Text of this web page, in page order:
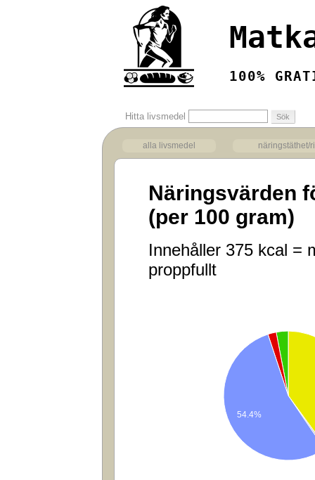
100%
Hitta livsmedel
alla livsmedel näringstäthet/
Näringsvärden
(per 100 gram)
Innehåller 375 kcal =
proppfullt
54.4%